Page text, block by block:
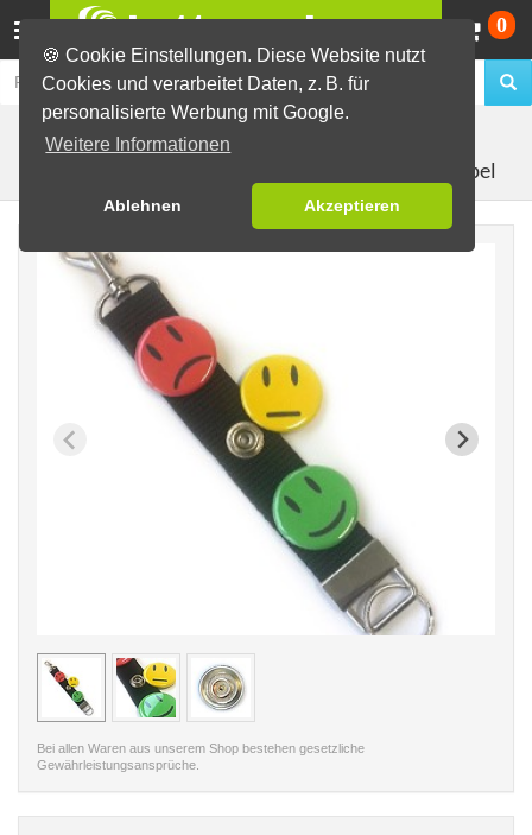
🍪 Cookie Einstellungen. Diese Website nutzt
Cookies und verarbeitet Daten, z. B. für
personalisierte Werbung mit Google.
Weitere Informationen
Ablehnen Akzeptieren
0
Buttons erstellen Buttons mit Druckknopf
Schlüsselband mit Smiley-Ampel
< /picture>
Bei allen Waren aus unserem Shop bestehen gesetzliche
Gewährleistungsansprüche.